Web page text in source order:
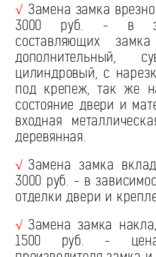
√ Замена замка
3000 руб. - в
составляющих
дополнительный,
цилиндровый, с
под крепеж, так же
состояние двери и
входная
деревянная.
√ Замена замка
3000 руб. - в
отделки двери и
√ Замена замка
1500 руб. -